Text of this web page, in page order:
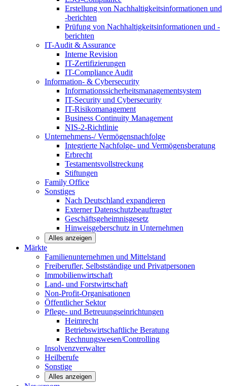
Erstellung von Nachhaltigkeitsinformationen und
-berichten
Prüfung von Nachhaltigkeitsinformationen und -
berichten
IT-Audit & Assurance
Interne Revision
IT-Zertifizierungen
IT-Compliance Audit
Information- & Cybersecurity
Informationssicherheitsmanagementsystem
IT-Security und Cybersecurity
IT-Risikomanagement
Business Continuity Management
NIS-2-Richtlinie
Unternehmens-/Vermögensnachfolge
Integrierte Nachfolge- und Vermögensberatung
Erbrecht
Testamentsvollstreckung
Stiftungen
Family Office
Sonstiges
Nach Deutschland expandieren
Externer Datenschutzbeauftragter
Geschäftsgeheimnisgesetz
Hinweisgeberschutz in Unternehmen
Alles anzeigen
Märkte
Familienunternehmen und Mittelstand
Freiberufler, Selbstständige und Privatpersonen
Immobilienwirtschaft
Land- und Forstwirtschaft
Non-Profit-Organisationen
Öffentlicher Sektor
Pflege- und Betreuungseinrichtungen
Heimrecht
Betriebswirtschaftliche Beratung
Rechnungswesen/Controlling
Insolvenzverwalter
Heilberufe
Sonstige
Alles anzeigen